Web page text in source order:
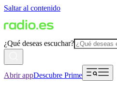
Saltar al contenido
¿Qué deseas escuchar?
Abrir appDescubre Prime